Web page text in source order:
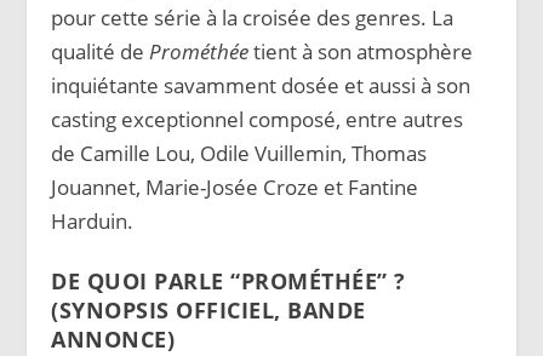
pour cette série à la croisée des genres. La
qualité deProméthéetient à son atmosphère
inquiétante savamment dosée et aussi à son
casting exceptionnel composé, entre autres
de Camille Lou, Odile Vuillemin, Thomas
Jouannet, Marie-Josée Croze et Fantine
Harduin.
DE QUOI PARLE “PROMÉTHÉE” ?
(SYNOPSIS OFFICIEL, BANDE
ANNONCE)